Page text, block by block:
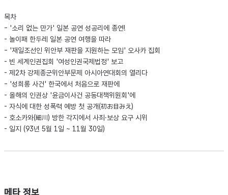
목차
- '소리 없는 만가' 일본 공연 성공리에 종연!
- 놀이패 한두레 일본 공연 여행을 따라
- '재일조선인 위안부 재판을 지원하는 모임' 오사카 집회
- 빈 세계인권집회 '여성인권국제법정' 보고
- 제2차 강제종군위안부문제 아시아연대회의 열리다
- '성희롱 사건' 한국에서 처음으로 재판에
- 올해의 인권상 '윤금이사건 공동대책위원회'에
- 자식에 대한 성폭력 예방 첫 공개(初お目みえ)
- 호소카와(細川) 방한 각지에서 사죄·보상 요구 시위
- 일지 (93년 5월 1일 ~ 11월 30일)
메타 정보